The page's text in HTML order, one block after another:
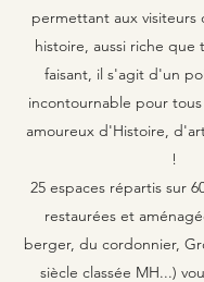
permettant aux visiteurs
histoire, aussi riche que
faisant, il s'agit d'un
incontournable pour
amoureux d'Histoire,
!
25 espaces répartis sur
restaurées et
berger, du cordonnier,
siècle classée MH...)